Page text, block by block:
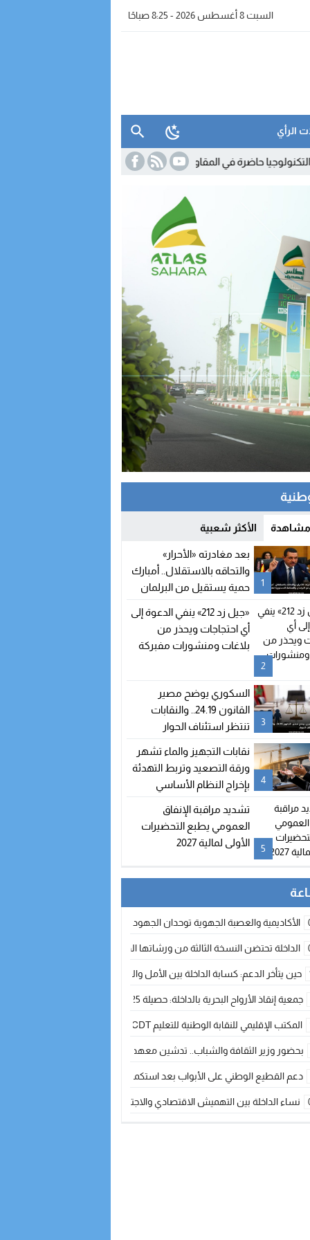
السبت 8 أغسطس 2026 - 8:25 صباحًا
الرأي
في المقاولات المغربية.. لكن استخدامها لا يزال محدودا
مشاهدة الأكثر شعبية
1
بعد مغادرته «الأحرار»
والتحاقه بالاستقلال.. أمبارك
حمية يستقيل من البرلمان
شغور مقعده
2
«جيل زد 212» ينفي الدعوة إلى
أي احتجاجات ويحذر من
بلاغات ومنشورات مفبركة
3
السكوري يوضح مصير
القانون 24.19.. والنقابات
تنتظر استئناف الحوار
4
نقابات التجهيز والماء تشهر
ورقة التصعيد وتربط التهدئة
بإخراج النظام الأساسي
5
تشديد مراقبة الإنفاق
العمومي يطبع التحضيرات
الأولى لمالية 2027
الأكاديمية والعصبة الجهوية توحدان الجهود لتطوير الممارسة الكروية بجهة
الداخلة تحتضن النسخة الثالثة من ورشاتها الدولية: تكوين متخصص في التراث
حين يتأخر الدعم: كسابة الداخلة بين الأمل والقلق ؟
جمعية إنقاذ الأرواح البحرية بالداخلة: حصيلة 2025 بين مهام الإنقاذ ومشروع “دار البحار”
المكتب الإقليمي للنقابة الوطنية للتعليم CDT يجتمع مع المدير الإقليمي لمناقشة ملفات جوهرية لنساء ورجال التعليم
بحضور وزير الثقافة والشباب.. تدشين معهد الموسيقى والفنون الكوريغرافية بالداخلة
دعم القطيع الوطني على الأبواب بعد استكمال الترقيم… الفلاحة المغربية
نساء الداخلة بين التهميش الاقتصادي والاجتماعي… في المؤسسات الإنتاجية